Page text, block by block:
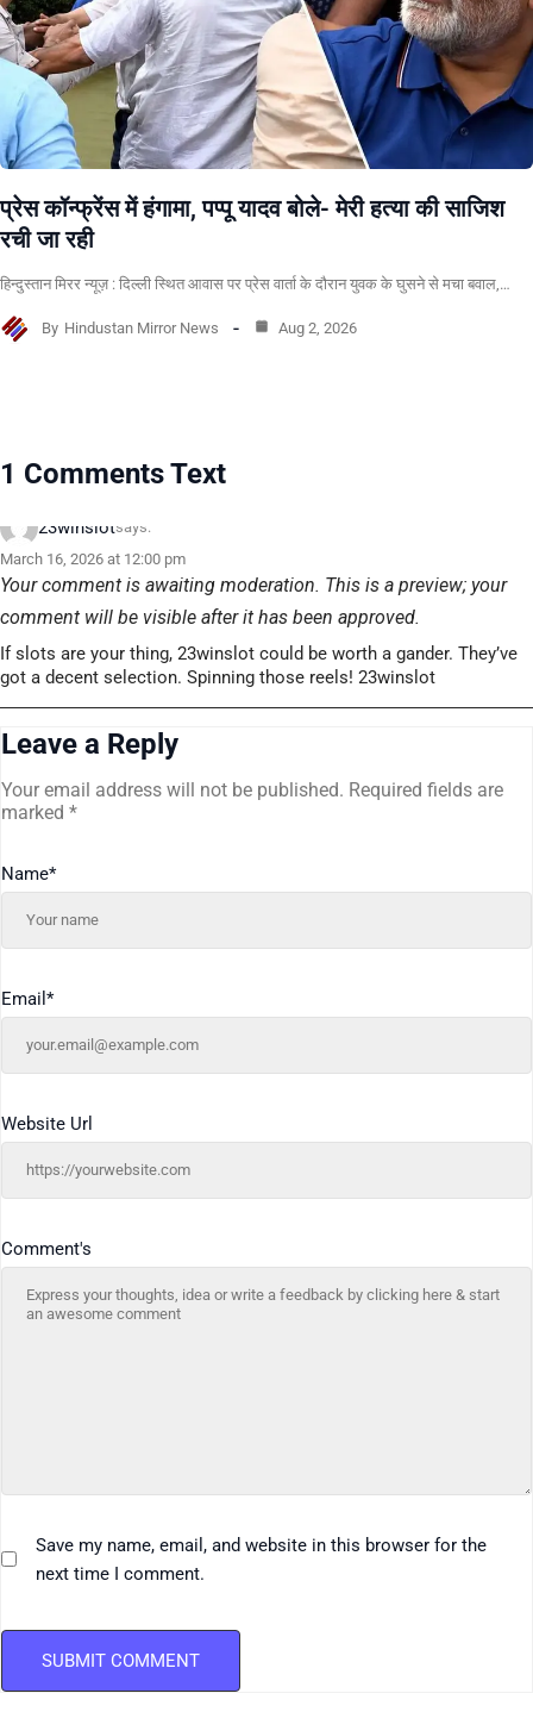
प्रेस कॉन्फ्रेंस में हंगामा, पप्पू यादव बोले- मेरी हत्या की साजिश
रची जा रही
हिन्दुस्तान मिरर न्यूज़ : दिल्ली स्थित आवास पर प्रेस वार्ता के दौरान युवक के घुसने से मचा बवाल,…
By Hindustan Mirror News Aug 2, 2026
1 Comments Text
23winslotsays:
March 16, 2026 at 12:00 pm
Your comment is awaiting moderation. This is a preview; your
comment will be visible after it has been approved.
If slots are your thing, 23winslot could be worth a gander. They’ve
got a decent selection. Spinning those reels! 23winslot
Leave a Reply
Your email address will not be published. Required fields are
marked *
Comment's
Name*
Email *
Website Url
Save my name, email, and website in this browser for the
next time I comment.